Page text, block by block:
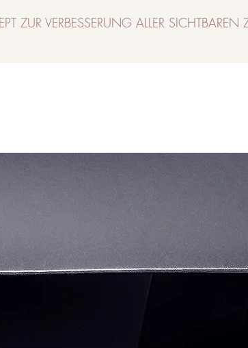
ZUR VERBESSERUNG ALLER